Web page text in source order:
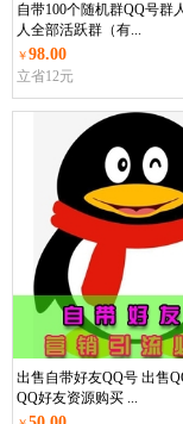
自带100个随机群QQ号群
人全部活跃群（有...
￥98.00
立省12元
出售自带好友QQ号 出售
QQ好友资源购买 ...